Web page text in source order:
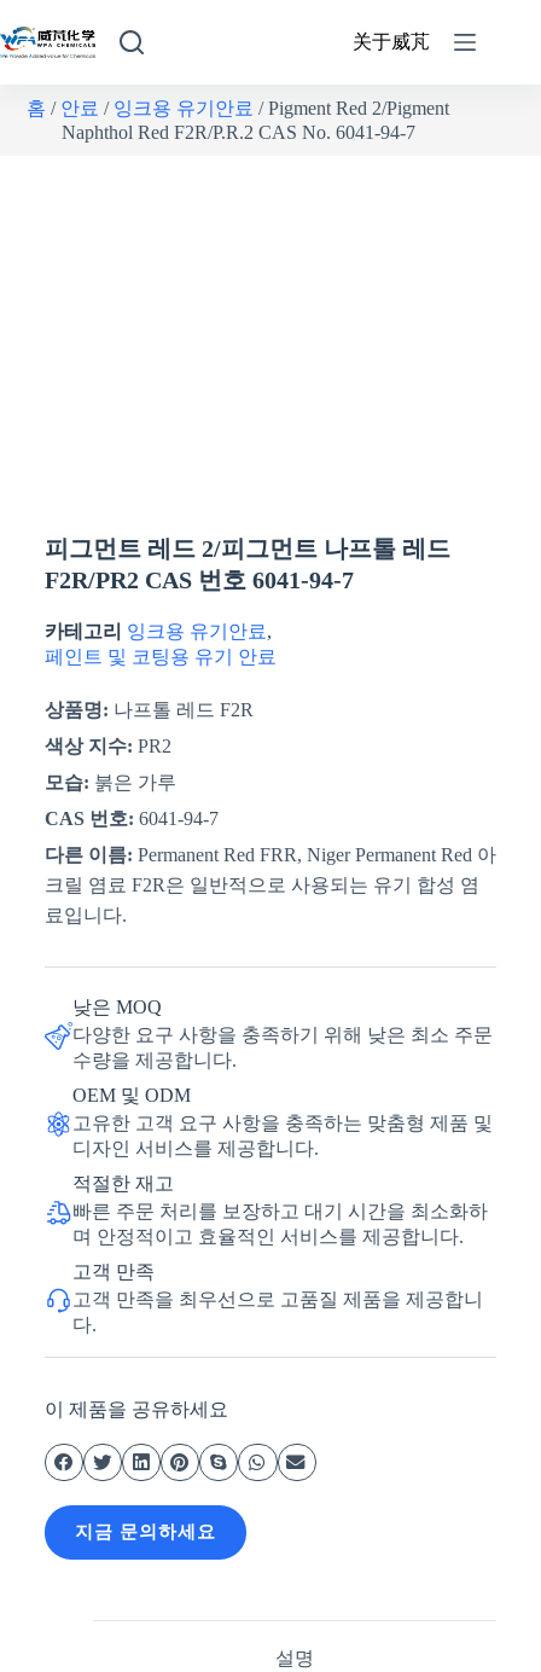
关于威芃
홈 / 안료 / 잉크용 유기안료 / Pigment Red 2/Pigment
Naphthol Red F2R/P.R.2 CAS No. 6041-94-7
피그먼트 레드 2/피그먼트 나프톨 레드
F2R/PR2 CAS 번호 6041-94-7
카테고리 잉크용 유기안료,
페인트 및 코팅용 유기 안료
상품명: 나프톨 레드 F2R
색상 지수: PR2
모습: 붉은 가루
CAS 번호: 6041-94-7
다른 이름: Permanent Red FRR, Niger Permanent Red 아
크릴 염료 F2R은 일반적으로 사용되는 유기 합성 염
료입니다.
낮은 MOQ
다양한 요구 사항을 충족하기 위해 낮은 최소 주문
수량을 제공합니다.
OEM 및 ODM
고유한 고객 요구 사항을 충족하는 맞춤형 제품 및
디자인 서비스를 제공합니다.
적절한 재고
빠른 주문 처리를 보장하고 대기 시간을 최소화하
며 안정적이고 효율적인 서비스를 제공합니다.
고객 만족
고객 만족을 최우선으로 고품질 제품을 제공합니
다.
이 제품을 공유하세요
지금 문의하세요
설명